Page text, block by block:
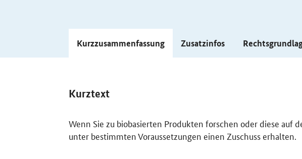
Kurzzusammenfassung Zusatzinfos
Kurztext
Wenn Sie zu biobasierten Produkten forschen oder diese auf
unter bestimmten Voraussetzungen einen Zuschuss erhalten.